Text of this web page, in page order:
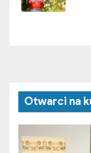
Otwarci na